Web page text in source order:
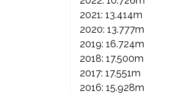
2021: 13.414m
2020: 13.777m
2019: 16.724m
2018: 17.500m
2017: 17.551m
2016: 15.928m